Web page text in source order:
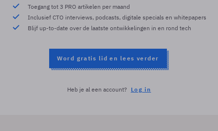
Toegang tot 3 PRO artikelen per maand
Inclusief CTO interviews, podcasts, digitale specials en whitepapers
Blijf up-to-date over de laatste ontwikkelingen in en rond tech
Word gratis lid en lees verder
Heb je al een account? Log in